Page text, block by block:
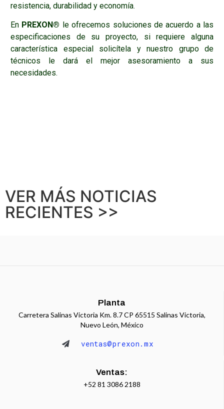
resistencia, durabilidad y economía.
En PREXON® le ofrecemos soluciones de acuerdo a las
especificaciones de su proyecto, si requiere alguna
característica especial solicítela y nuestro grupo de
técnicos le dará el mejor asesoramiento a sus
necesidades.
VER MÁS NOTICIAS
RECIENTES >>
Planta
Carretera Salinas Victoria Km. 8.7 CP 65515 Salinas Victoria,
Nuevo León, México
ventas@prexon.mx
Ventas:
+52 81 3086 2188